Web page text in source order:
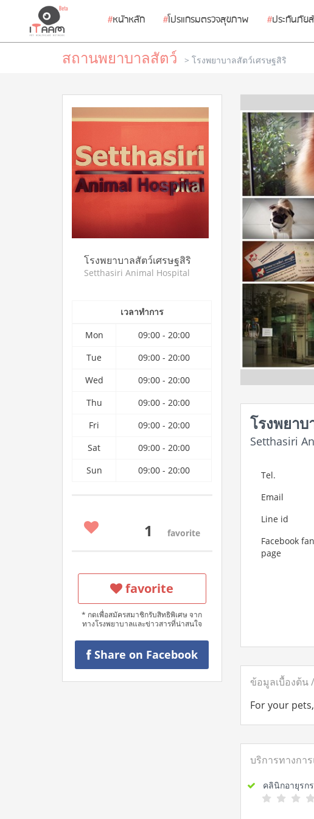
#หนัาหลัก #โปรแกรมตรวจสุขภาพ #ประกันภัย
สถานพยาบาลสัตว์ > โรงพยาบาลสัตว์เศรษฐสิริ
โรงพยาบาลสัตว์เศรษฐสิริ
Setthasiri Animal Hospital
เวลาทำการ
Mon
09:00 - 20:00
Tue
09:00 - 20:00
Wed
09:00 - 20:00
Thu
09:00 - 20:00
Fri
09:00 - 20:00
Sat
09:00 - 20:00
Sun
09:00 - 20:00
1 favorite
favorite
* กดเพื่อสมัครสมาชิกรับสิทธิพิเศษ จาก
ทางโรงพยาบาลและข่าวสารที่น่าสนใจ
Share on Facebook
โรงพยาบ
Setthasiri
Tel.
Email
Line id
Facebook fan
page
ข้อมูลเบื้องต้น
For your
บริการทางกา
คลินิกอายุรก